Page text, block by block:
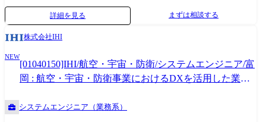
SIerとして、文教・公共・民間市場を対象に、最上流工程から高品質なイ
ンテグレーションを提供します。 2019年に発足した関西事業部は、これ
までの実績と信頼により上流工程の案件で多数のご相談をいただいてい
に事業を盛り上げる中核メンバーを募集しています! クラウド業務未経験
者でも、弊社独自のカリキュラムで基礎概念を学びながら、実案件を通
じて段階的にスキルアップできます。 経営陣もエンジニア出身で「エン
スキルを考慮し、3年後、5年後、10年後を見据えた長期的なキャリア形
詳細を見る まずは相談する
株式会社IHI
NEW
[01040150]IHI/航空・宇宙・防衛/システムエンジニア/富
岡 : 航空・宇宙・防衛事業におけるDXを活用した業務
システムエンジニア（業務系）